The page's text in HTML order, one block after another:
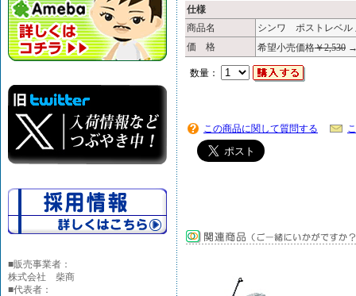
■販売事業者：
株式会社 柴商
■代表者：
仕様
商品名
シンワ ポストレベル
価 格
希望小売価格￥2,530
数量：
この商品に関して質問する